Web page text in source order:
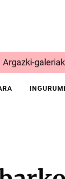
Argazki-galeriak